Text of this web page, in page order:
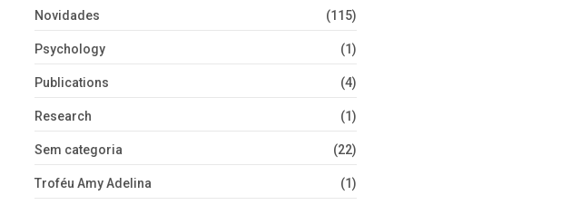
Novidades (115)
Psychology (1)
Publications (4)
Research (1)
Sem categoria (22)
Troféu Amy Adelina (1)